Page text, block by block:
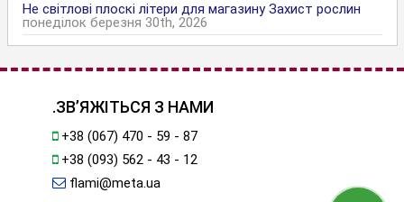
Не світлові плоскі літери для магазину Захист рослин
понеділок березня 30th, 2026
.ЗВ’ЯЖІТЬСЯ З НАМИ
+38 (067) 470 - 59 - 87
+38 (093) 562 - 43 - 12
flami@meta.ua